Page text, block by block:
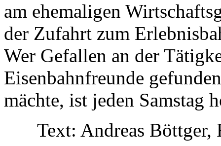
am ehemaligen
der Zufahrt zum
Wer Gefallen an der
Eisenbahnfreunde
mächte, ist jeden Samstag
Text: Andreas Böttger,